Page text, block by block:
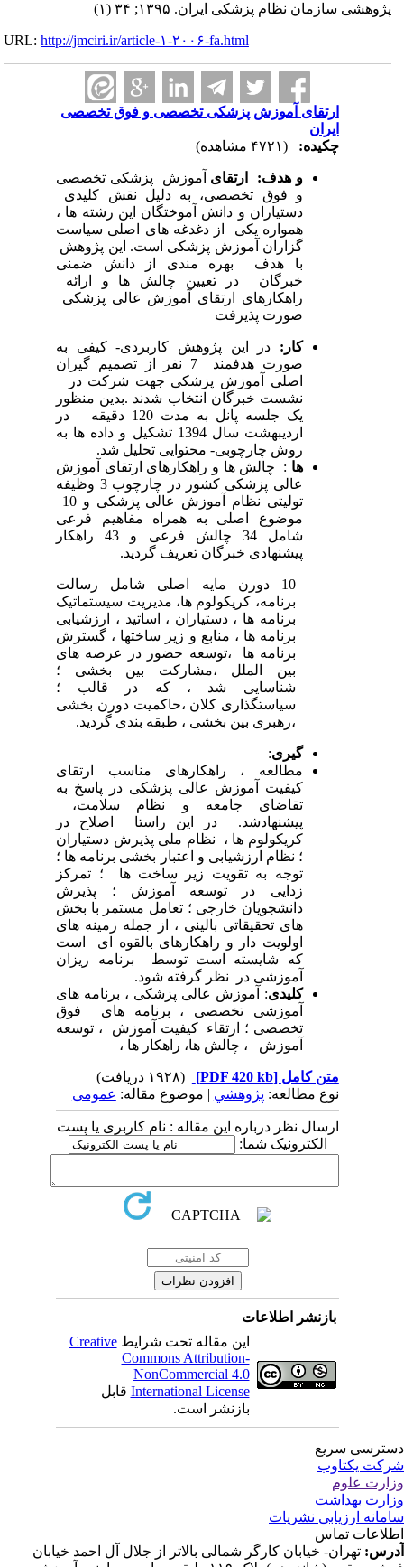
پژوهشی سازمان نظام پزشکی ایران. ۱۳۹۵; ۳۴ (۱)
URL:http://jmciri.ir/article-۱-۲۰۰۶-fa.html
ارتقای آموزش پزشکی تخصصی و فوق تخصصی
ایران
چکیده:
هدف: ارتقایآموزش پزشکی تخصصی
و فوق تخصصی، به دلیل نقش کلیدی
دستیاران و دانش آموختگان این رشته ها ،
همواره یکی از دغدغه های اصلی سیاست
گزاران آموزش پزشکی است. این پژوهش
با هدف بهره مندی از دانش ضمنی
خبرگان در تعیین چالش ها و ارائه
راهکارهای ارتقای آموزش عالی پزشکی
صورت پذیرفت
کار: در این پژوهش کاربردی- کیفی به
صورت هدفمند 7 نفر از تصمیم گیران
اصلی آموزش پزشکی جهت شرکت در
نشست خبرگان انتخاب شدند .بدین منظور
یک جلسه پانل به مدت 120 دقیقه در
اردیبهشت سال 1394 تشکیل و داده ها به
روش چارچوبی- محتوایی تحلیل شد.
ها: چالش ها و راهکارهای ارتقای آموزش
عالی پزشکی کشور در چارچوب 3 وظیفه
تولیتی نظام آموزش عالی پزشکی و 10
موضوع اصلی به همراه مفاهیم فرعی
شامل 34 چالش فرعی و 43 راهکار
پیشنهادی خبرگان تعریف گردید.
10 دورن مایه اصلی شامل رسالت
برنامه، کریکولوم ها، مدیریت سیستماتیک
برنامه ها ، دستیاران ، اساتید ، ارزشیابی
برنامه ها ، منابع و زیر ساختها ، گسترش
برنامه ها ،توسعه حضور در عرصه های
بین الملل ،مشارکت بین بخشی ؛
شناسایی شد ، که در قالب ؛
سیاستگذاری کلان ،حاکمیت دورن بخشی
،رهبری بین بخشی ، طبقه بندی گردید.
گیری:
مطالعه ، راهکارهای مناسب ارتقای
کیفیت آموزش عالی پزشکی در پاسخ به
تقاضای جامعه و نظام سلامت،
پیشنهادشد. در این راستا اصلاح در
کریکولوم ها ، نظام ملی پذیرش دستیاران
؛ نظام ارزشیابی و اعتبار بخشی برنامه ها ؛
توجه به تقویت زیر ساخت ها ؛ تمرکز
زدایی در توسعه آموزش ؛ پذیرش
دانشجویان خارجی ؛ تعامل مستمر با بخش
های تحقیقاتی بالینی ، از جمله زمینه های
اولویت دار و راهکارهای بالقوه ای است
که شایسته است توسط برنامه ریزان
آموزشی در نظر گرفته شود.
کلیدی: آموزش عالی پزشکی ، برنامه های
آموزشی تخصصی ، برنامه های فوق
تخصصی ؛ ارتقاء کیفیت آموزش ، توسعه
آموزش ، چالش ها، راهکار ها ،
متن کامل[PDF 420 kb]
نوع مطالعه:پژوهشي| موضوع مقاله:عمومى
ارسال نظر درباره این مقاله : نام کاربری یا پست
الکترونیک شما:
بازنشر اطلاعات
این مقاله تحت شرایطCreative
Commons Attribution-
NonCommercial 4.0
International Licenseقابل
بازنشر است.
سریع
یکتاوب
علوم
بهداشت
ارزیابی نشریات
تماس
تهران- خیابان کارگر شمالی بالاتر از جلال آل احمد خیابان